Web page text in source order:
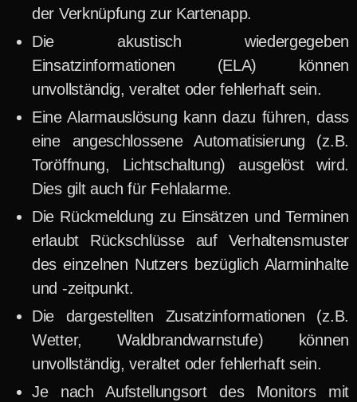
der Verknüpfung zur Kartenapp.
Die akustisch wiedergegeben
Einsatzinformationen (ELA) können
unvollständig, veraltet oder fehlerhaft sein.
Eine Alarmauslösung kann dazu führen, dass
eine angeschlossene Automatisierung (z.B.
Toröffnung, Lichtschaltung) ausgelöst wird.
Dies gilt auch für Fehlalarme.
Die Rückmeldung zu Einsätzen und Terminen
erlaubt Rückschlüsse auf Verhaltensmuster
des einzelnen Nutzers bezüglich Alarminhalte
und -zeitpunkt.
Die dargestellten Zusatzinformationen (z.B.
Wetter, Waldbrandwarnstufe) können
unvollständig, veraltet oder fehlerhaft sein.
Je nach Aufstellungsort des Monitors mit